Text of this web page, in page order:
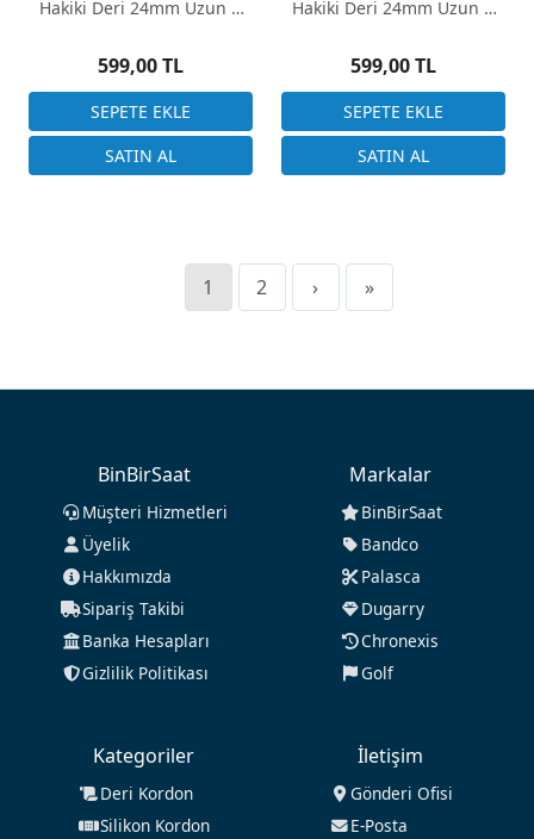
Hakiki Deri 24mm Uzun A
Desen
599,00 TL
Hakiki Deri 24mm Uzun A
Desen Beyaz Dikiş
599,00 TL
1 2 › »
BinBirSaat
Müşteri Hizmetleri
Üyelik
Hakkımızda
Sipariş Takibi
Banka Hesapları
Gizlilik Politikası
Markalar
BinBirSaat
Bandco
Palasca
Dugarry
Chronexis
Golf
Kategoriler
Deri Kordon
Silikon Kordon
İletişim
Gönderi Ofisi
E-Posta